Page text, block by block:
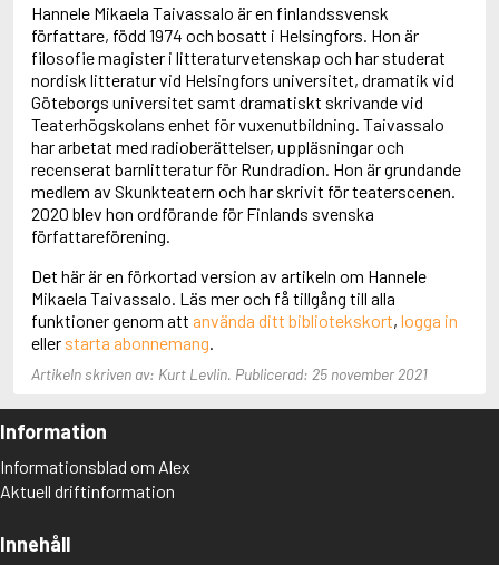
Adolfsson, Evert
Adolfsson, Gunnar
Adolfsson, Josefine
Adolfsson, Maria
Adolphsen, Peter
Hannele Mikaela Taivassalo är en finlandssvensk
författare, född 1974 och bosatt i Helsingfors. Hon är
filosofie magister i litteraturvetenskap och har studerat
nordisk litteratur vid Helsingfors universitet, dramatik vid
Göteborgs universitet samt dramatiskt skrivande vid
Teaterhögskolans enhet för vuxenutbildning. Taivassalo
har arbetat med radioberättelser, uppläsningar och
recenserat barnlitteratur för Rundradion. Hon är grundande
medlem av Skunkteatern och har skrivit för teaterscenen.
2020 blev hon ordförande för Finlands svenska
författareförening.
Det här är en förkortad version av artikeln om Hannele
Mikaela Taivassalo. Läs mer och få tillgång till alla
funktioner genom att använda ditt bibliotekskort, logga in
eller starta abonnemang
Artikeln skriven av: Kurt Levlin. Publicerad: 25 november 2021
Information
Informationsblad om Alex
Aktuell driftinformation
Innehåll